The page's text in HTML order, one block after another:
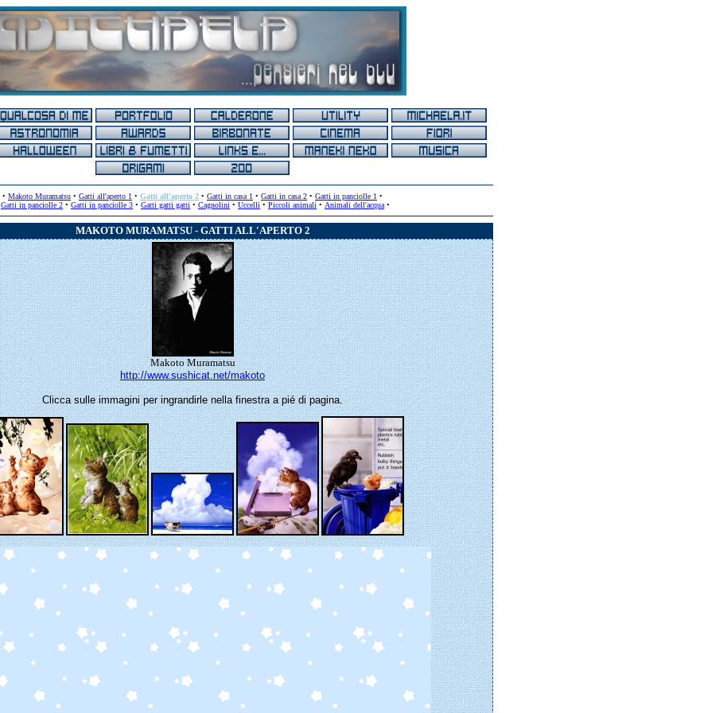
• Makoto Muramatsu • Gatti all'aperto 1 • Gatti all'aperto 2 • Gatti in casa 1 • Gatti in casa 2 • Gatti in panciolle 1 •
Gatti in panciolle 2 • Gatti in panciolle 3 • Gatti gatti gatti • Cagnolini • Uccelli • Piccoli animali • Animali dell'acqua •
MAKOTO MURAMATSU - GATTI ALL'APERTO 2
Makoto Muramatsu
http://www.sushicat.net/makoto
Clicca sulle immagini per ingrandirle nella finestra a pié di pagina.